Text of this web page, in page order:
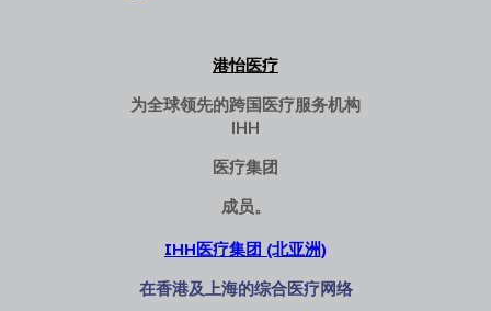
港怡医疗
为全球领先的跨国医疗服务机构
IHH
医疗集团
成员。
IHH医疗集团 (北亚洲)
在香港及上海的综合医疗网络